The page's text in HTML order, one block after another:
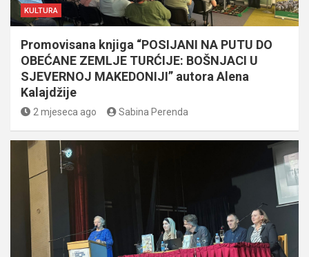
KULTURA
Promovisana knjiga “POSIJANI NA PUTU DO
OBEĆANE ZEMLJE TURĆIJE: BOŠNJACI U
SJEVERNOJ MAKEDONIJI” autora Alena
Kalajdžije
2 mjeseca ago Sabina Perenda